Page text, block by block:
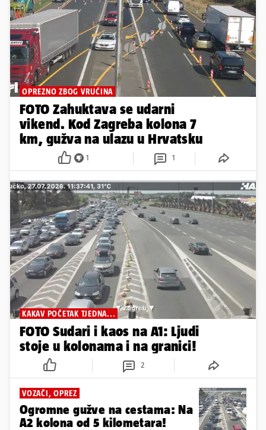
OPREZNO ZBOG VRUĆINA
FOTO Zahuktava se udarni
vikend. Kod Zagreba kolona 7
km, gužva na ulazu u Hrvatsku
1 1
KAKAV POČETAK TJEDNA...
FOTO Sudari i kaos na A1: Ljudi
stoje u kolonama i na granici!
2
VOZAČI, OPREZ
Ogromne gužve na cestama: Na
A2 kolona od 5 kilometara!